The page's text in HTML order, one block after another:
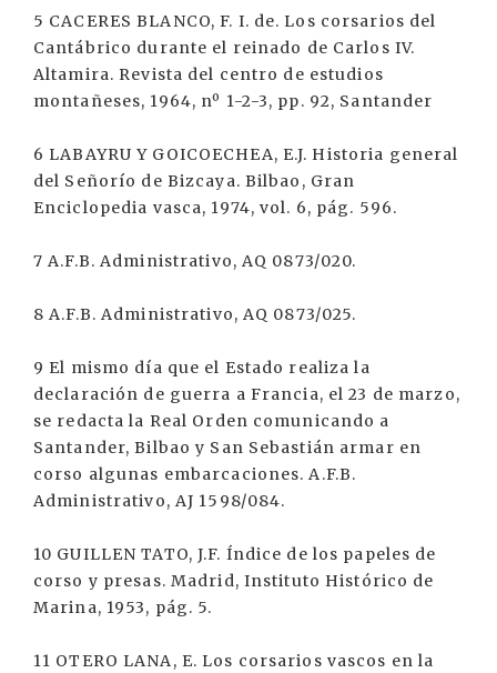
5 CACERES BLANCO, F. I. de. Los corsarios del
Cantábrico durante el reinado de Carlos IV.
Altamira. Revista del centro de estudios
montañeses, 1964, nº 1-2-3, pp. 92, Santander
6 LABAYRU Y GOICOECHEA, E.J. Historia general
del Señorío de Bizcaya. Bilbao, Gran
Enciclopedia vasca, 1974, vol. 6, pág. 596.
7 A.F.B. Administrativo, AQ 0873/020.
8 A.F.B. Administrativo, AQ 0873/025.
9 El mismo día que el Estado realiza la
declaración de guerra a Francia, el 23 de marzo,
se redacta la Real Orden comunicando a
Santander, Bilbao y San Sebastián armar en
corso algunas embarcaciones. A.F.B.
Administrativo, AJ 1598/084.
10 GUILLEN TATO, J.F. Índice de los papeles de
corso y presas. Madrid, Instituto Histórico de
Marina, 1953, pág. 5.
11 OTERO LANA, E. Los corsarios vascos en la